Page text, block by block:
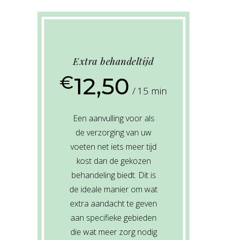
Extra behandeltijd
€12,50 15 min
Een aanvulling voor als
de verzorging van uw
voeten net iets meer tijd
kost dan de gekozen
behandeling biedt. Dit is
de ideale manier om wat
extra aandacht te geven
aan specifieke gebieden
die wat meer zorg nodig